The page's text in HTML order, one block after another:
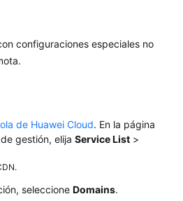
configuraciones especiales no
de Huawei Cloud. En la página
gestión, elija Service List >
seleccione Domains.